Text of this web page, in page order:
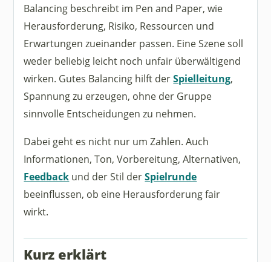
Balancing beschreibt im Pen and Paper, wie
Herausforderung, Risiko, Ressourcen und
Erwartungen zueinander passen. Eine Szene soll
weder beliebig leicht noch unfair überwältigend
wirken. Gutes Balancing hilft derSpielleitung,
Spannung zu erzeugen, ohne der Gruppe
sinnvolle Entscheidungen zu nehmen.
Dabei geht es nicht nur um Zahlen. Auch
Informationen, Ton, Vorbereitung, Alternativen,
Feedback und der Stil derSpielrunde
beeinflussen, ob eine Herausforderung fair
wirkt.
Kurz erklärt